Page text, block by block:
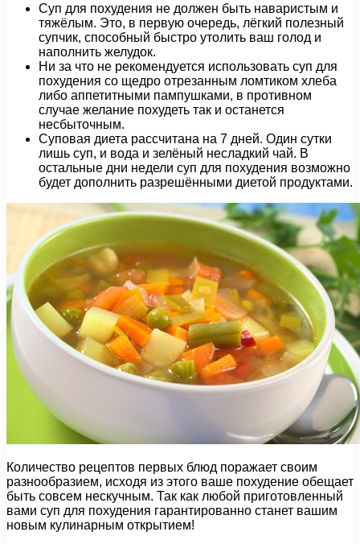
Суп для похудения не должен быть наваристым и
тяжёлым. Это, в первую очередь, лёгкий полезный
супчик, способный быстро утолить ваш голод и
наполнить желудок.
Ни за что не рекомендуется использовать суп для
похудения со щедро отрезанным ломтиком хлеба
либо аппетитными пампушками, в противном
случае желание похудеть так и останется
несбыточным.
Суповая диета рассчитана на 7 дней. Один сутки
лишь суп, и вода и зелёный несладкий чай. В
остальные дни недели суп для похудения возможно
будет дополнить разрешёнными диетой продуктами.
Количество рецептов первых блюд поражает своим
разнообразием, исходя из этого ваше похудение обещает
быть совсем нескучным. Так как любой приготовленный
вами суп для похудения гарантированно станет вашим
новым кулинарным открытием!